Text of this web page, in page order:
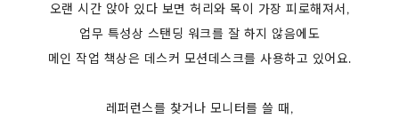
오랜 시간 앉아 있다 보면 허리와 목이 가장 피로해져서,
업무 특성상 스탠딩 워크를 잘 하지 않음에도
메인 작업 책상은 데스커 모션데스크를 사용하고 있어요.
레퍼런스를 찾거나 모니터를 쓸 때,